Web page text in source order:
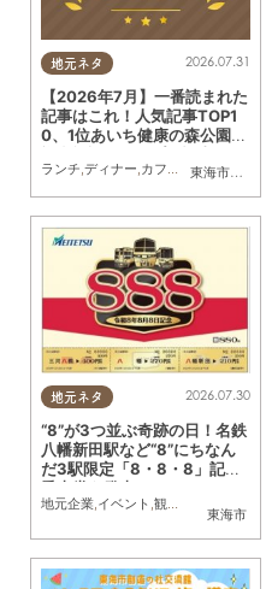
地元ネタ
東海市
,大府市
2026.07.31
【2026年7月】一番読まれた
記事はこれ！人気記事TOP1
0、1位あいち健康の森公園内
ランチ,ディナー,カフェ スイーツ
地元ネタ
東海市
2026.07.30
“8”が3つ並ぶ奇跡の日！名鉄
八幡新田駅など“8”にちなん
だ3駅限定「8・8・8」記念
乗車券を発売
地元企業 イベント 観光